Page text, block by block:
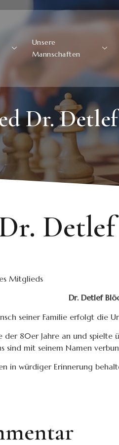
Unsere
Mannschaften
Dr.
Mitglieds
Dr. Detlef
seiner Familie erfolgt die
80er Jahre an und spielte
sind mit seinem Namen
in würdiger Erinnerung